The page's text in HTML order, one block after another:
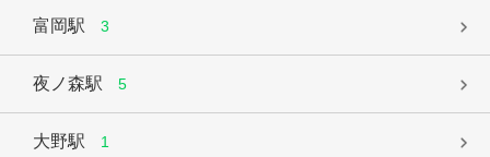
富岡駅 3
夜ノ森駅 5
大野駅 1